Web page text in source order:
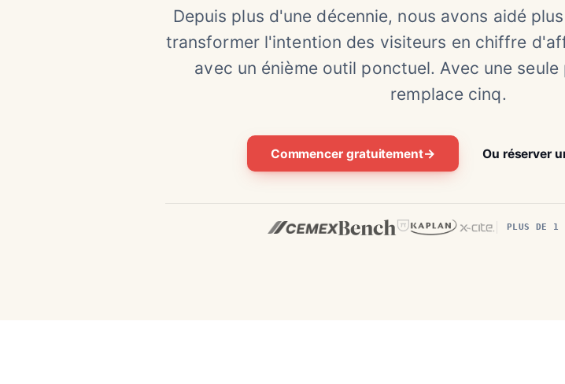
Depuis plus d'une décennie, nous avons aidé
transformer l'intention des visiteurs en chiffre
avec un énième outil ponctuel. Avec une
remplace cinq.
Commencer gratuitement→ Ou réserver
PLUS DE 1